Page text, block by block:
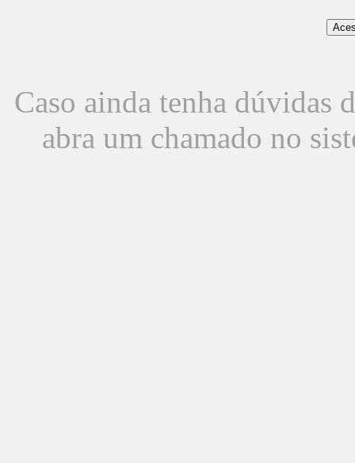
Caso ainda tenha dúvidas
abra um chamado no